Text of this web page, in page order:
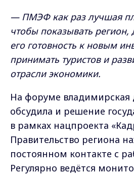
— ПМЭФ как раз лучшая
чтобы показывать регион,
его готовность к новым
принимать туристов и
отрасли экономики.
На форуме владимирская
обсудила и решение
в рамках нацпроекта
Правительство региона
постоянном контакте с
Регулярно ведётся